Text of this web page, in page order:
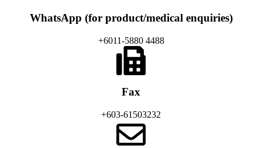
WhatsApp (for product/medical enquiries)
+6011-5880 4488
Fax
+603-61503232